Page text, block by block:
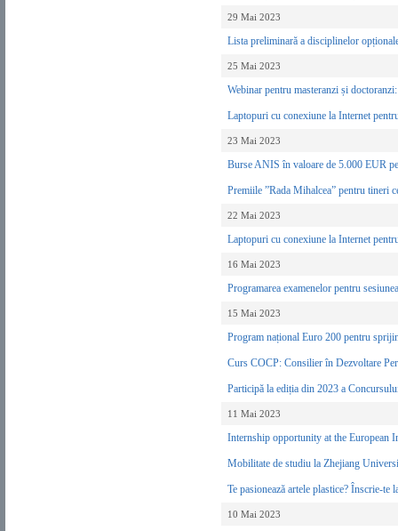
29 Mai 2023
Lista preliminară a disciplinelor
25 Mai 2023
Webinar pentru masteranzi și
Laptopuri cu conexiune la Internet
23 Mai 2023
Burse ANIS în valoare de 5.000 EUR
Premiile ”Rada Mihalcea” pentru tineri
22 Mai 2023
Laptopuri cu conexiune la Internet
16 Mai 2023
Programarea examenelor pentru
15 Mai 2023
Program național Euro 200 pentru
Curs COCP: Consilier în Dezvoltare
Participă la ediția din 2023 a
11 Mai 2023
Internship opportunity at the European
Mobilitate de studiu la Zhejiang
Te pasionează artele plastice? Înscrie-
10 Mai 2023